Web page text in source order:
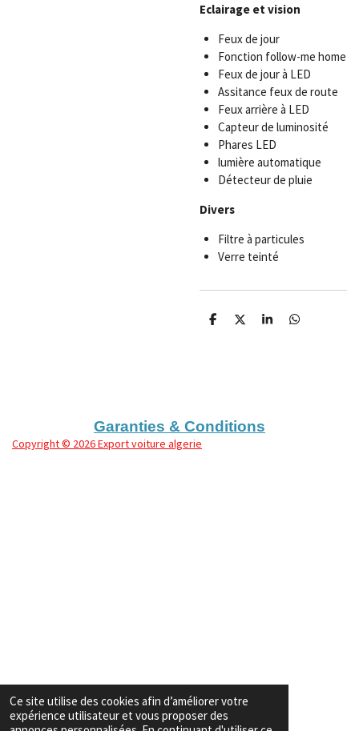
Ce site utilise des cookies afin d’améliorer votre
expérience utilisateur et vous proposer des
Eclairage et vision
Feux de jour
Fonction follow-me home
Feux de jour à LED
Assitance feux de route
Feux arrière à LED
Capteur de luminosité
Phares LED
lumière automatique
Détecteur de pluie
Divers
Filtre à particules
Verre teinté
P
P
P
P
Garanties & Conditions
Copyright© 2026 Export voiture algerie